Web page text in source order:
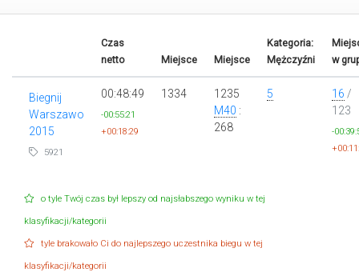
Czas
netto
Miejsce Miejsce
Kategoria:
Mężczyźni
w
Biegnij
Warszawo
2015
5921
00:48:49
-00:55:21
+00:18:29
1334
1235
M40 :
268
5 16 /
123
-
o tyle Twój czas był lepszy od najsłabszego wyniku w tej
klasyfikacji/kategorii
tyle brakowało Ci do najlepszego uczestnika biegu w tej
klasyfikacji/kategorii